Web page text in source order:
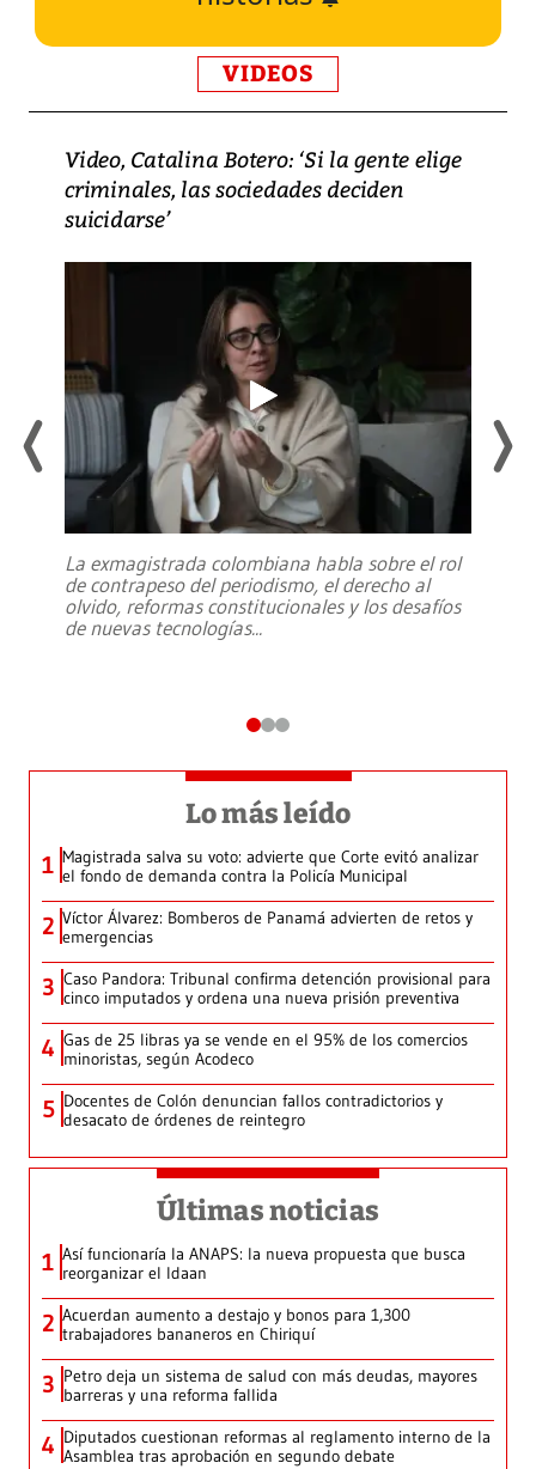
VIDEOS
Video, Catalina Botero: ‘Si la gente elige
criminales, las sociedades deciden
suicidarse’
La exmagistrada colombiana habla sobre el rol
de contrapeso del periodismo, el derecho al
olvido, reformas constitucionales y los desafíos
de nuevas tecnologías...
Lo más leído
1 Magistrada salva su voto: advierte que Corte evitó analizar
el fondo de demanda contra la Policía Municipal
2 Víctor Álvarez: Bomberos de Panamá advierten de retos y
emergencias
3 Caso Pandora: Tribunal confirma detención provisional para
cinco imputados y ordena una nueva prisión preventiva
4 Gas de 25 libras ya se vende en el 95% de los comercios
minoristas, según Acodeco
5 Docentes de Colón denuncian fallos contradictorios y
desacato de órdenes de reintegro
Últimas noticias
1 Así funcionaría la ANAPS: la nueva propuesta que busca
reorganizar el Idaan
2 Acuerdan aumento a destajo y bonos para 1,300
trabajadores bananeros en Chiriquí
3 Petro deja un sistema de salud con más deudas, mayores
barreras y una reforma fallida
4 Diputados cuestionan reformas al reglamento interno de la
Asamblea tras aprobación en segundo debate